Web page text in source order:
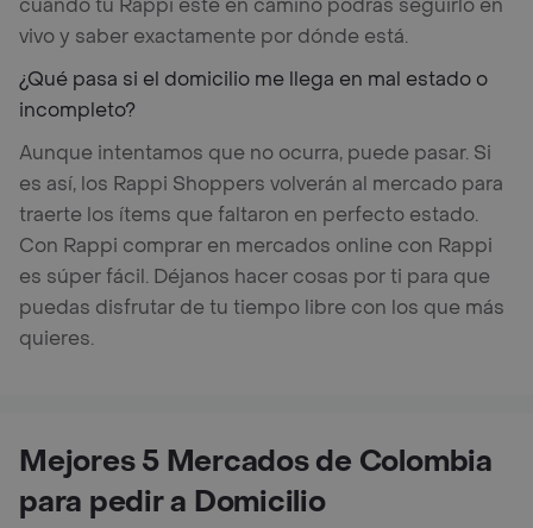
cuando tu Rappi esté en camino podrás seguirlo en
vivo y saber exactamente por dónde está.
¿Qué pasa si el domicilio me llega en mal estado o
incompleto?
Aunque intentamos que no ocurra, puede pasar. Si
es así, los Rappi Shoppers volverán al mercado para
traerte los ítems que faltaron en perfecto estado.
Con Rappi comprar en mercados online con Rappi
es súper fácil. Déjanos hacer cosas por ti para que
puedas disfrutar de tu tiempo libre con los que más
quieres.
Mejores 5 Mercados de Colombia
para pedir a Domicilio